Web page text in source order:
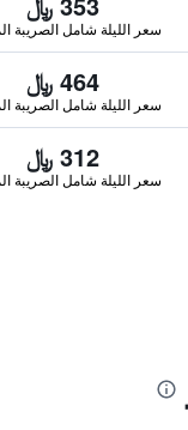
سعر الليلة شامل الصريبة
464 ﷼
سعر الليلة شامل الصريبة
312 ﷼
سعر الليلة شامل الصريبة